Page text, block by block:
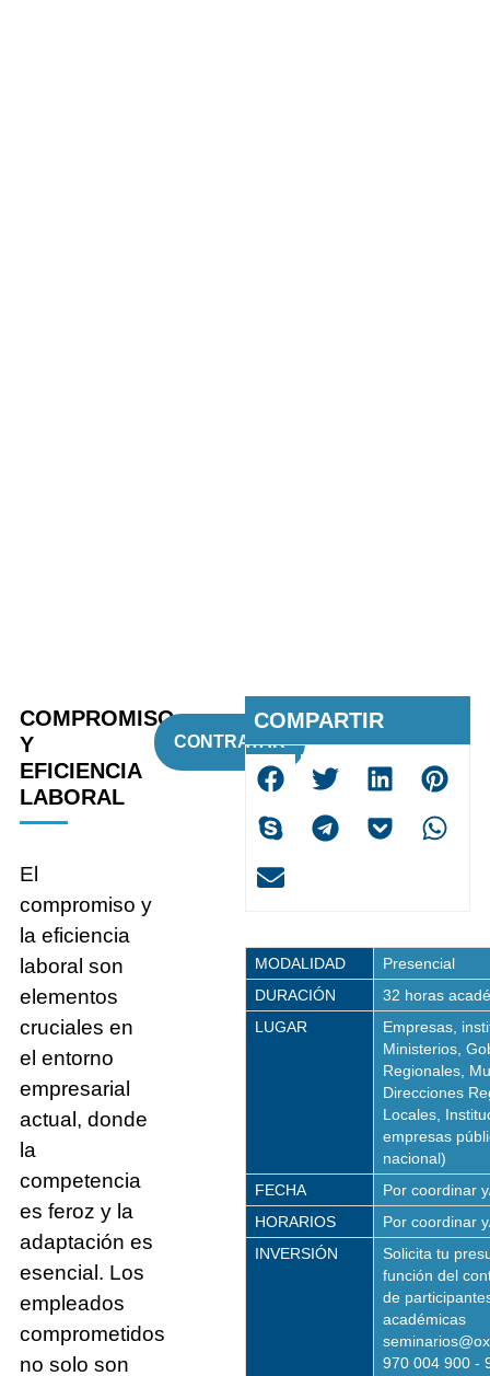
COMPROMISO
Y
EFICIENCIA
LABORAL
El
compromiso y
la eficiencia
laboral son
elementos
cruciales en
el entorno
empresarial
actual, donde
la
competencia
es feroz y la
adaptación es
esencial. Los
empleados
comprometidos
no solo son
CONTRATAR
COMPARTIR
MODALIDAD
Presencial
DURACIÓN
32 horas
LUGAR
Empresas,
Ministerios,
Regionales,
Direcciones
Locales,
empresas
nacional)
FECHA
Por coordinar
HORARIOS
Por coordinar
INVERSIÓN
Solicita tu
función del
de
académicas
970 004 900 -